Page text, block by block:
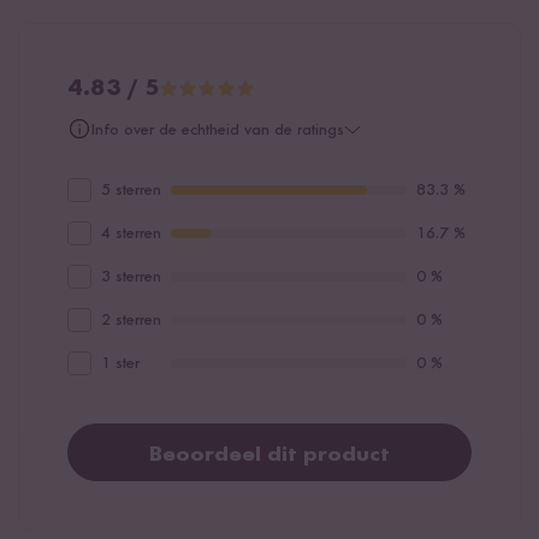
4.83 / 5
Info over de echtheid van de ratings
5 sterren 83.3 %
4 sterren 16.7 %
3 sterren 0 %
2 sterren 0 %
1 ster 0 %
Beoordeel dit product